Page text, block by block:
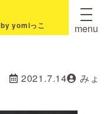
by yomiっこ menu
2021.7.14 みょ